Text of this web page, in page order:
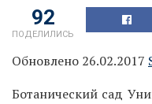
92
ПОДЕЛИЛИСЬ
Обновлено 26.02.2017
Ботанический сад